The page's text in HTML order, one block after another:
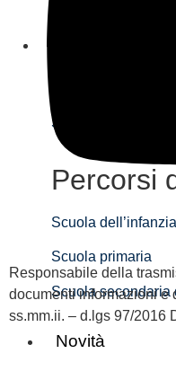
Segreteria Cloud
Percorsi
Scuola dell’infanzia
Scuola primaria
Scuola secondaria
Novità
Responsabile della
documenti informazioni e
ss.mm.ii. – d.lgs 97/2016